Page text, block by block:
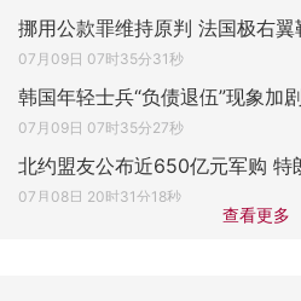
挪用公款罪维持原判 法国极右翼
07月09日 07时35分31秒
韩国年轻士兵“负债退伍”现象加
07月09日 07时35分27秒
北约盟友公布近650亿元军购 特
07月08日 20时31分18秒
查看更多